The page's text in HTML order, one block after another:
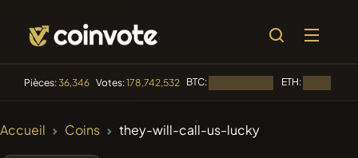
Pièces:36,346 Votes:178,742,532 BTC: ETH:
TENDANCE
Accueil Coins they-will-call-us-lucky